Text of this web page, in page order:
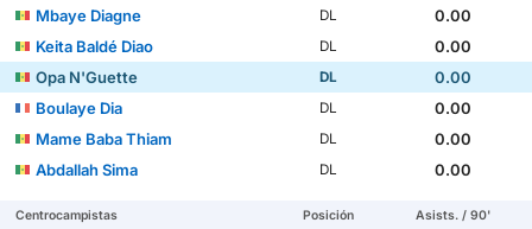
Mbaye Diagne
DL
0.00
Keita Baldé Diao
DL
0.00
Opa N'Guette
DL
0.00
Boulaye Dia
DL
0.00
Mame Baba Thiam
DL
0.00
Abdallah Sima
DL 0.00
Centrocampistas Posición Asists. / 90'